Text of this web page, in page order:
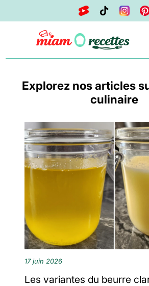
Explorez nos articles
culinaire
17 juin 2026
Les variantes du beurre